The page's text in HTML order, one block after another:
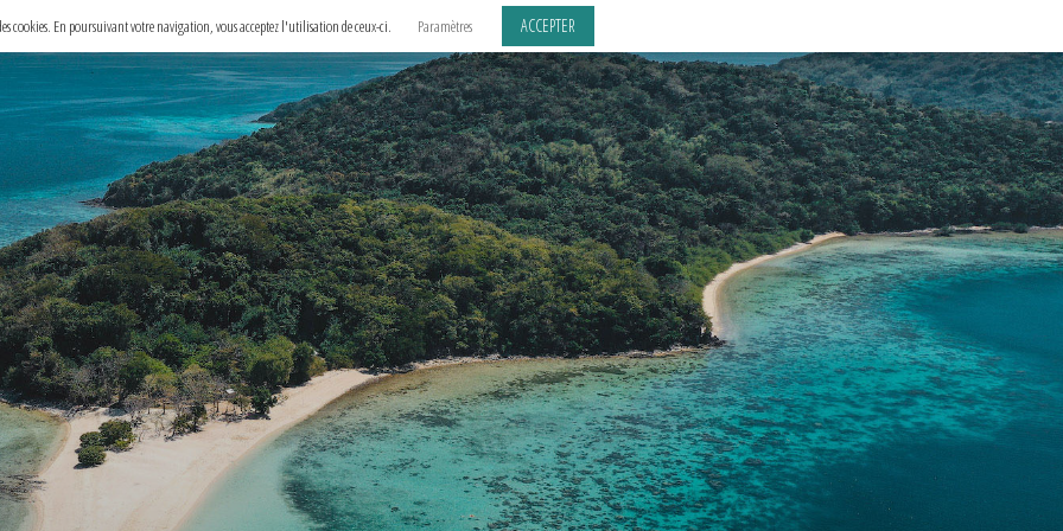
cookies. En poursuivant votre navigation, vous acceptez l'utilisation de ceux-ci. Paramètres ACCEPTER